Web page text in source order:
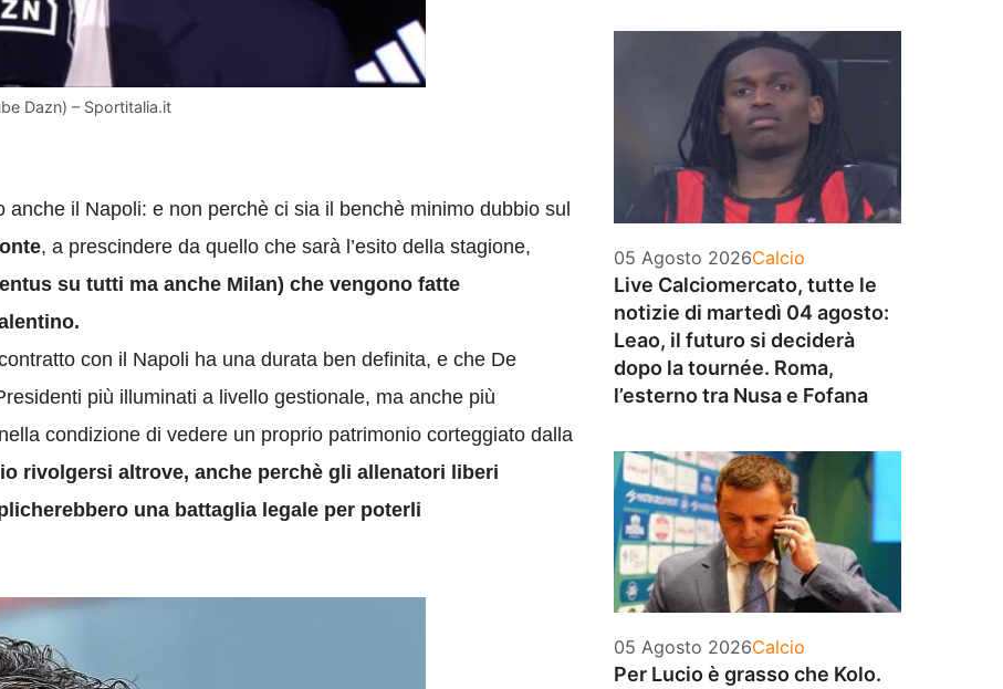
Dazn) – Sportitalia.it
il Napoli: e non perchè ci sia il benchè minimo dubbio sul
, a prescindere da quello che sarà l’esito della stagione,
su tutti ma anche Milan) che vengono fatte
con il Napoli ha una durata ben definita, e che De
più illuminati a livello gestionale, ma anche più
condizione di vedere un proprio patrimonio corteggiato dalla
rivolgersi altrove, anche perchè gli allenatori liberi
una battaglia legale per poterli
05 Agosto 2026Categorie
Calcio
Live Calciomercato, tutte le
notizie di martedì 04 agosto:
Leao, il futuro si deciderà
dopo la tournée. Roma,
l’esterno tra Nusa e Fofana
05 Agosto 2026Categorie
Calcio
Per Lucio è grasso che Kolo.